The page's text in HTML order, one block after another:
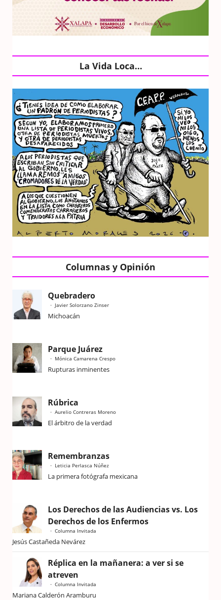
La Vida Loca…
Columnas y Opinión
Quebradero
Javier Solorzano Zinser
Michoacán
Parque Juárez
Mónica Camarena Crespo
Rupturas inminentes
Rúbrica
Aurelio Contreras Moreno
El árbitro de la verdad
Remembranzas
Leticia Perlasca Núñez
La primera fotógrafa mexicana
Los Derechos de las Audiencias vs. Los
Derechos de los Enfermos
Columna Invitada
Jesús Castañeda Nevárez
Réplica en la mañanera: a ver si se
atreven
Columna Invitada
Mariana Calderón Aramburu